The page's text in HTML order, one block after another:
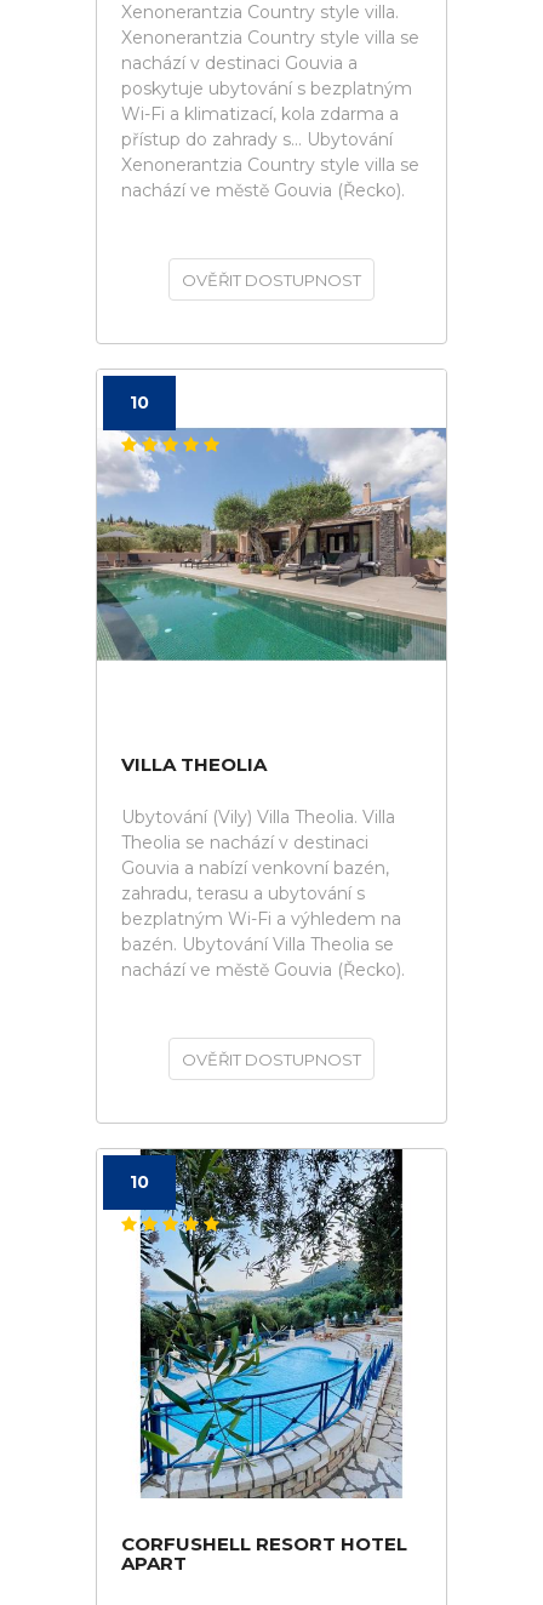
Xenonerantzia Country style villa.
Xenonerantzia Country style villa se
nachází v destinaci Gouvia a
poskytuje ubytování s bezplatným
Wi-Fi a klimatizací, kola zdarma a
přístup do zahrady s... Ubytování
Xenonerantzia Country style villa se
nachází ve městě Gouvia (Řecko).
OVĚŘIT DOSTUPNOST
10
VILLA THEOLIA
Ubytování (Vily) Villa Theolia. Villa
Theolia se nachází v destinaci
Gouvia a nabízí venkovní bazén,
zahradu, terasu a ubytování s
bezplatným Wi-Fi a výhledem na
bazén. Ubytování Villa Theolia se
nachází ve městě Gouvia (Řecko).
OVĚŘIT DOSTUPNOST
10
CORFUSHELL RESORT HOTEL
APART